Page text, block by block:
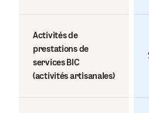
Activités de
prestations de
services BIC
(activités artisanales)